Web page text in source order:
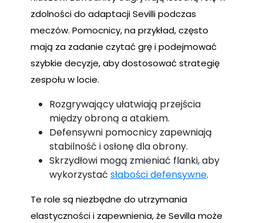
zdolności do adaptacji Sevilli podczas
meczów. Pomocnicy, na przykład, często
mają za zadanie czytać grę i podejmować
szybkie decyzje, aby dostosować strategię
zespołu w locie.
Rozgrywający ułatwiają przejścia
między obroną a atakiem.
Defensywni pomocnicy zapewniają
stabilność i osłonę dla obrony.
Skrzydłowi mogą zmieniać flanki, aby
wykorzystać słabości defensywne.
Te role są niezbędne do utrzymania
elastyczności i zapewnienia, że Sevilla może